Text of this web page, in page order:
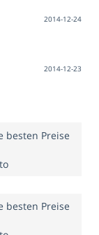
2014-12-24
2014-12-23